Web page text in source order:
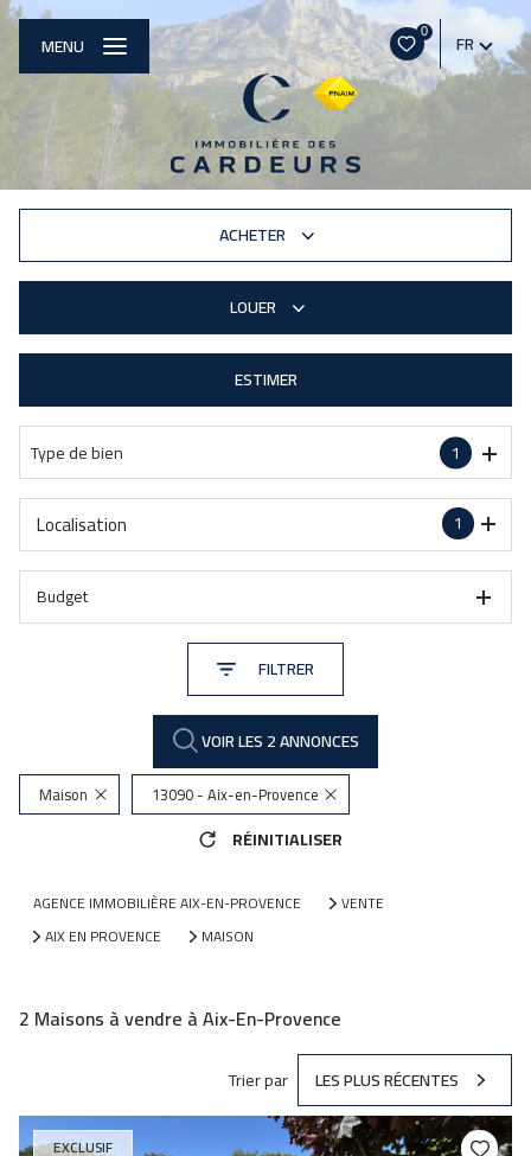
0 FR
MENU
ACHETER
De l'immo pro
LOUER
ESTIMER
Type de bien 1
1
Localisation
Budget
FILTRER
VOIR LES2ANNONCES
Maison 13090 - Aix-en-Provence
RÉINITIALISER
AGENCE IMMOBILIÈRE AIX-EN-PROVENCE
VENTE
AIX EN PROVENCE
MAISON
2 Maisons à vendre à Aix-En-Provence
Trier par LES PLUS RÉCENTES
EXCLUSIF